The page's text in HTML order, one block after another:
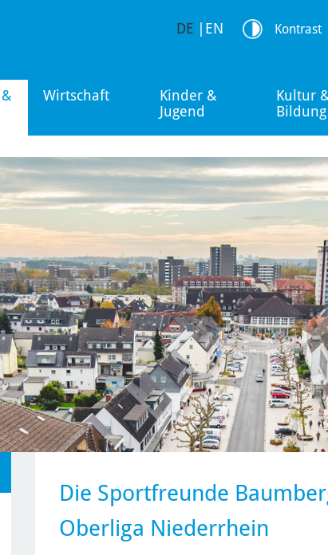
Wirtschaft
Kinder &
Jugend
Kultur
Bildung
DE EN Kontrast
Die Sportfreunde
Oberliga Niederrhein